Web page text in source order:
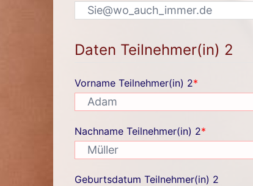
Daten Teilnehmer(in) 2
Vorname Teilnehmer(in) 2*
Nachname Teilnehmer(in) 2*
Geburtsdatum Teilnehmer(in) 2